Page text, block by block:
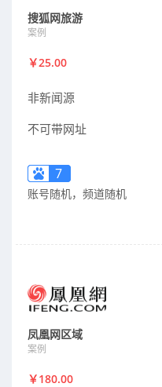
搜狐网旅游
案例
￥25.00
非新闻源
不可带网址
7
账号随机，频道随机
凤凰网区域
案例
￥180.00